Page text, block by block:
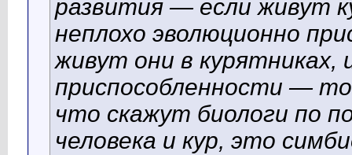
развития — если живут
неплохо эволюционно
живут они в курятниках,
приспособленности —
что скажут биологи по
человека и кур, это